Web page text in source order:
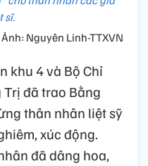
sĩ.
Ảnh: Nguyên Linh-TTXVN
khu 4 và Bộ Chỉ
đã trao Bằng
thân nhân liệt sỹ
xúc động.
đã dâng hoa,